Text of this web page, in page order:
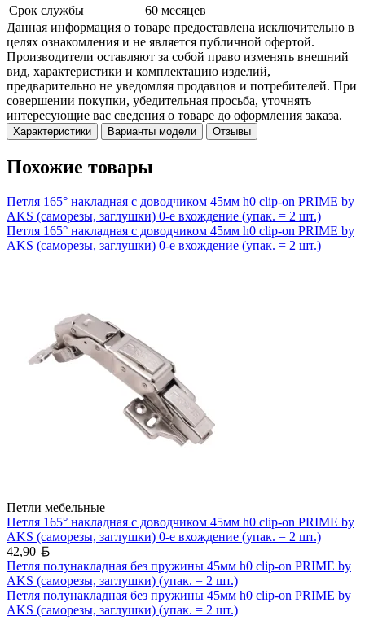
Срок службы
60 месяцев
Данная информация о товаре предоставлена исключительно в
целях ознакомления и не является публичной офертой.
Производители оставляют за собой право изменять внешний
вид, характеристики и комплектацию изделий,
предварительно не уведомляя продавцов и потребителей. При
совершении покупки, убедительная просьба, уточнять
интересующие вас сведения о товаре до оформления заказа.
Характеристики Варианты модели Отзывы
Похожие товары
Петля 165° накладная с доводчиком 45мм h0 clip-on PRIME by
AKS (саморезы, заглушки) 0-е вхождение (упак. = 2 шт.)
Петля 165° накладная с доводчиком 45мм h0 clip-on PRIME by
AKS (саморезы, заглушки) 0-е вхождение (упак. = 2 шт.)
Петли мебельные
Петля 165° накладная с доводчиком 45мм h0 clip-on PRIME by
AKS (саморезы, заглушки) 0-е вхождение (упак. = 2 шт.)
42,90
Петля полунакладная без пружины 45мм h0 clip-on PRIME by
AKS (саморезы, заглушки) (упак. = 2 шт.)
Петля полунакладная без пружины 45мм h0 clip-on PRIME by
AKS (саморезы, заглушки) (упак. = 2 шт.)